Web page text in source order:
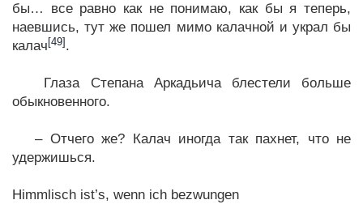
бы… все равно как не понимаю, как бы я теперь,
наевшись, тут же пошел мимо калачной и украл бы
калач [49] .
Глаза Степана Аркадьича блестели больше
обыкновенного.
– Отчего же? Калач иногда так пахнет, что не
удержишься.
Himmlisch ist’s, wenn ich bezwungen